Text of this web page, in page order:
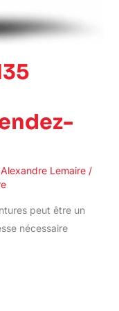
Alexandre Lemaire /
peut être un
nécessaire